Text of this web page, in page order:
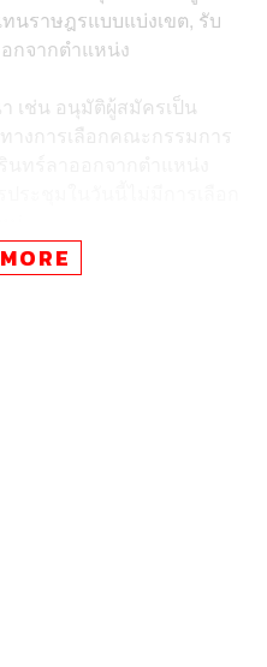
นราษฎรแบบแบ่งเขต, รับ
กจากตำแหน่ง
เช่น อนุมัติผู้สมัครเป็น
งการเลือกคณะกรรมการ
ชุมคณะกรรมการบริหาร